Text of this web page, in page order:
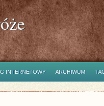
INTERNETOWY ARCHIWUM